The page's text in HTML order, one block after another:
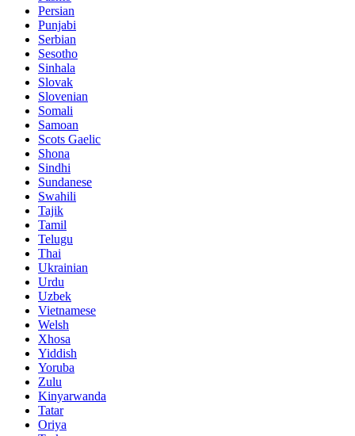
Persian
Punjabi
Serbian
Sesotho
Sinhala
Slovak
Slovenian
Somali
Samoan
Scots Gaelic
Shona
Sindhi
Sundanese
Swahili
Tajik
Tamil
Telugu
Thai
Ukrainian
Urdu
Uzbek
Vietnamese
Welsh
Xhosa
Yiddish
Yoruba
Zulu
Kinyarwanda
Tatar
Oriya